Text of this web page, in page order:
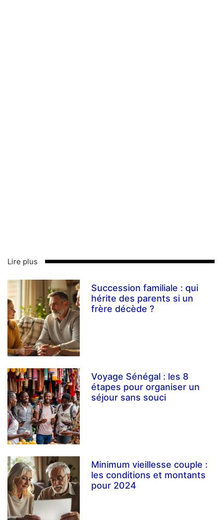
Lire plus
Succession familiale : qui
hérite des parents si un
frère décède ?
Voyage Sénégal : les 8
étapes pour organiser un
séjour sans souci
Minimum vieillesse couple :
les conditions et montants
pour 2024